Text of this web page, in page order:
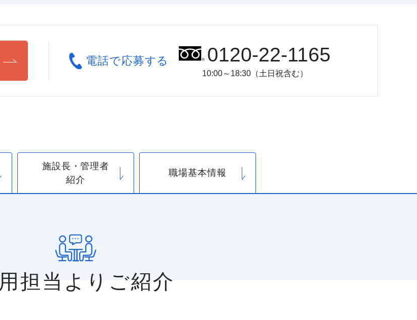
電話で応募する 0120-22-1165
10:00～18:30（土日祝含む）
施設長・管理者
紹介
職場基本情報
採用担当よりご紹介